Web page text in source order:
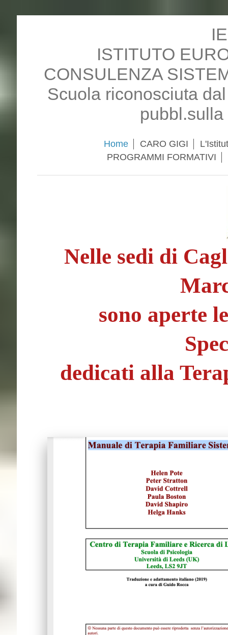
ISTITUTO
CONSULENZA
Scuola riconosciuta
Home CARO GIGI
PROGRAMMI FORMATIVI
Nelle sedi di
sono aperte
dedicati alla